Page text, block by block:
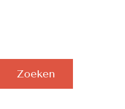
Zoeken